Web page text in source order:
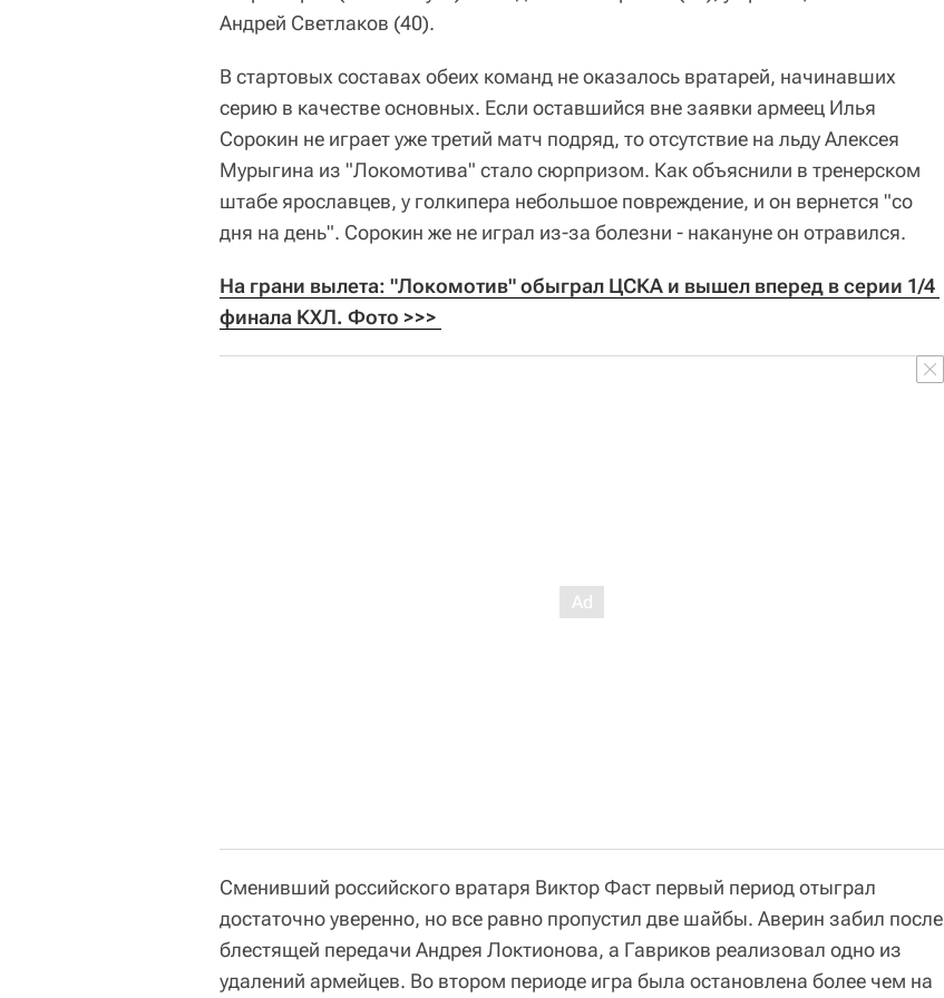
Андрей Светлаков (40).
В стартовых составах обеих команд не оказалось вратарей, начинавших
серию в качестве основных. Если оставшийся вне заявки армеец Илья
Сорокин не играет уже третий матч подряд, то отсутствие на льду Алексея
Мурыгина из "Локомотива" стало сюрпризом. Как объяснили в тренерском
штабе ярославцев, у голкипера небольшое повреждение, и он вернется "со
дня на день". Сорокин же не играл из-за болезни - накануне он отравился.
На грани вылета: "Локомотив" обыграл ЦСКА и вышел вперед в серии 1/4
финала КХЛ. Фото >>>
Сменивший российского вратаря Виктор Фаст первый период отыграл
достаточно уверенно, но все равно пропустил две шайбы. Аверин забил после
блестящей передачи Андрея Локтионова, а Гавриков реализовал одно из
удалений армейцев. Во втором периоде игра была остановлена более чем на